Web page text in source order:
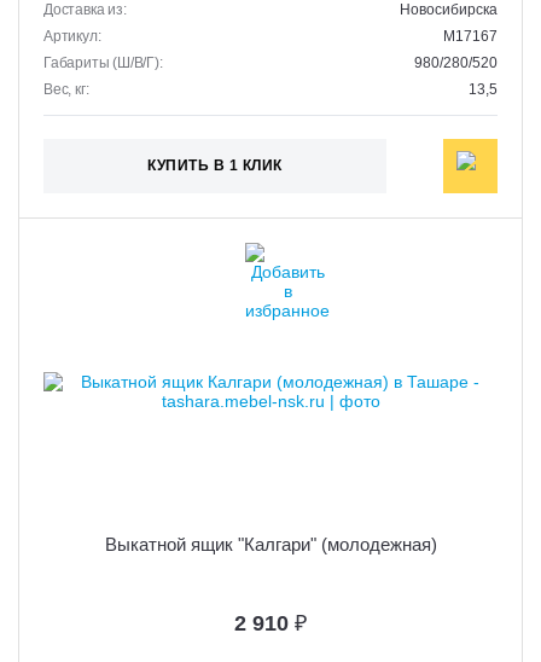
Доставка из:
Новосибирска
Артикул:
M17167
Габариты (Ш/В/Г):
980/280/520
Вес, кг:
13,5
КУПИТЬ В 1 КЛИК
Выкатной ящик "Калгари" (молодежная)
2 910 ₽